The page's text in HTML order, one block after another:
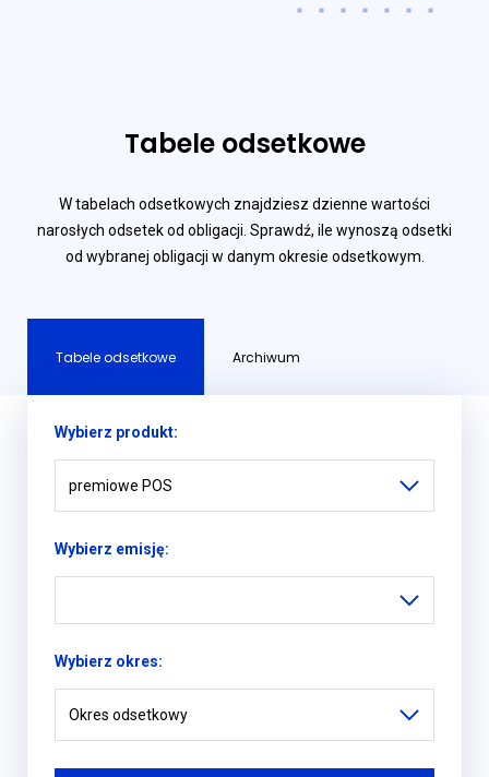
Tabele odsetkowe
W tabelach odsetkowych znajdziesz dzienne wartości
narosłych odsetek od obligacji. Sprawdź, ile wynoszą odsetki
od wybranej obligacji w danym okresie odsetkowym.
Tabele odsetkowe Archiwum
Wybierz produkt:
premiowe POS
Wybierz emisję:
Wybierz okres:
Okres odsetkowy